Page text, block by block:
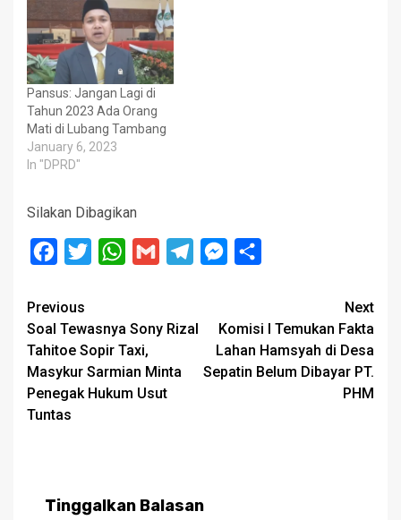
Pansus: Jangan Lagi di
Tahun 2023 Ada Orang
Mati di Lubang Tambang
January 6, 2023
In "DPRD"
Silakan Dibagikan
Facebook
Twitter WhatsApp
Gmail TelegramMessenger
Post
navigation
Previous
Soal Tewasnya Sony Rizal
Tahitoe Sopir Taxi,
Masykur Sarmian Minta
Penegak Hukum Usut
Tuntas
Next
Komisi I Temukan Fakta
Lahan Hamsyah di Desa
Sepatin Belum Dibayar PT.
PHM
Tinggalkan Balasan